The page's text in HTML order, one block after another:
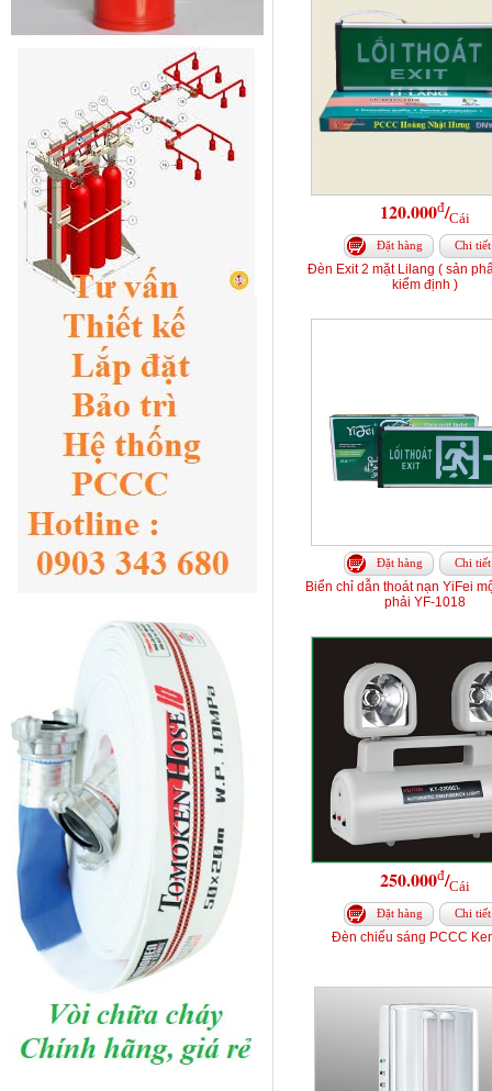
120.000đ/Cái
Đặt hàng Chi tiết
Đèn Exit 2 mặt Lilang ( sản
kiểm định )
Đặt hàng Chi tiết
Biển chỉ dẫn thoát nạn YiFei
phải YF-1018
250.000đ/Cái
Đặt hàng Chi tiết
Đèn chiếu sáng PCCC